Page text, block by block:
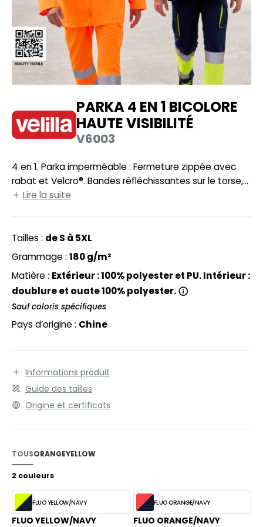
VISIBILITE
MODULABLES
LABEL / TEAR AWAY
VETEMENTS
YOUR BRAND
SI ON L'APPELAIT FRANCIS
BY PROMODORO
HALES
ROW
OF THE LOOM
- BLANKS
PARKA 4 EN 1 BICOLORE
HAUTE VISIBILITÉ
V6003
4 en 1. Parka imperméable : Fermeture zippée avec
rabat et Velcro®. Bandes réfléchissantes sur le torse,
les épaules et les manches. Capuche cachée dans le
centrale. Bandes réfléchissantes sur le torse et les
épaules. Poignets en bords côte. 2 poches frontales
avec rabat et Velcro®. Poche intérieure zippée.
Manches amovibles.
Lire la suite
Tailles : de S à 5XL
Grammage : 180 g/m²
Matière : Extérieur : 100% polyester et PU. Intérieur :
doublure et ouate 100% polyester.
Sauf coloris spécifiques
Pays d’origine : Chine
Informations produit
Guide des tailles
Origine et certificats
TOUSORANGEYELLOW
2 couleurs
FLUO YELLOW/NAVY
FLUO YELLOW/NAVY
FLUO ORANGE/NAVY
FLUO ORANGE/NAVY